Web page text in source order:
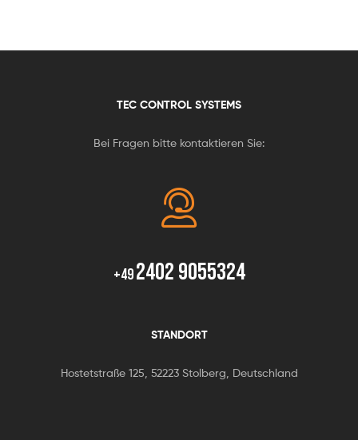
TEC CONTROL SYSTEMS
Bei Fragen bitte kontaktieren Sie:
+492402 9055324
STANDORT
Hostetstraße 125, 52223 Stolberg, Deutschland